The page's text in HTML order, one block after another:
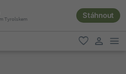
Tyrolskem Stáhnout
oblíbené